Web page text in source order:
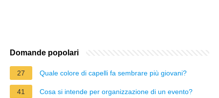
Domande popolari
27 Quale colore di capelli fa sembrare più giovani?
41 Cosa si intende per organizzazione di un evento?